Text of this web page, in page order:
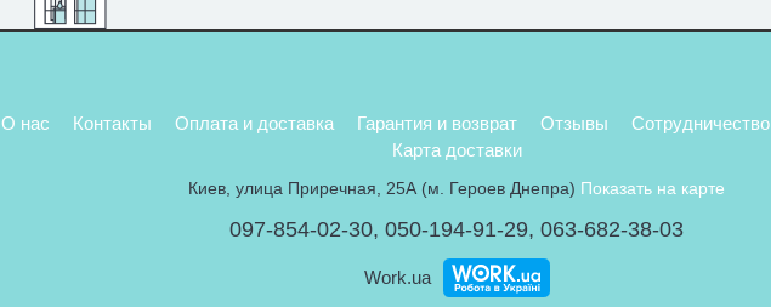
О нас Контакты Оплата и доставка Гарантия и возврат Отзывы Сотрудничество
Карта доставки
Киев, улица Приречная, 25А (м. Героев Днепра) Показать на карте
097-854-02-30, 050-194-91-29, 063-682-38-03
Work.ua